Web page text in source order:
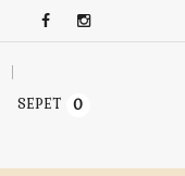
SEPET 0